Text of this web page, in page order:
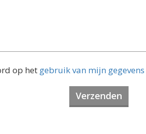
op het gebruik van mijn gegevens